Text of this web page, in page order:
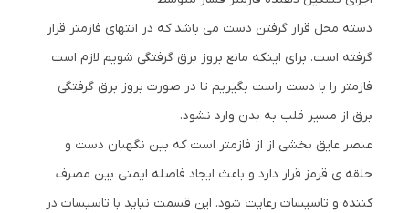
دسته محل قرار گرفتن دست می باشد که در انتهای فازمتر قرار
گرفته است. برای اینکه مانع بروز برق گرفتگی شویم لازم است
فازمتر را با دست راست بگیریم تا در صورت بروز برق گرفتگی
برق از مسیر قلب به بدن وارد نشود.
عنصر عایق بخشی از از فازمتر است که بین نگهبان دست و
حلقه ی قرمز قرار دارد و باعث ایجاد فاصله ایمنی بین مصرف
کننده و تاسیسات رعایت شود. این قسمت نباید با تاسیسات در